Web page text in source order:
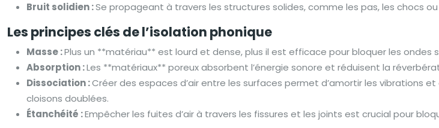
Bruit solidien :Se propageant à travers les structures solides, comme les pas, les chocs
Les principes clés de l’isolation phonique
Masse :Plus un **matériau** est lourd et dense, plus il est efficace pour bloquer les ondes
Absorption :Les **matériaux** poreux absorbent l’énergie sonore et réduisent la
Dissociation :Créer des espaces d’air entre les surfaces permet d’amortir les vibrations
cloisons doublées.
Étanchéité :Empêcher les fuites d’air à travers les fissures et les joints est crucial pour